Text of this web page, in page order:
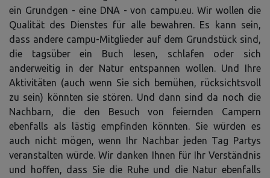
ein Grundgen - eine DNA - von campu.eu. Wir wollen die
Qualität des Dienstes für alle bewahren. Es kann sein,
dass andere campu-Mitglieder auf dem Grundstück sind,
die tagsüber ein Buch lesen, schlafen oder sich
anderweitig in der Natur entspannen wollen. Und Ihre
Aktivitäten (auch wenn Sie sich bemühen, rücksichtsvoll
zu sein) könnten sie stören. Und dann sind da noch die
Nachbarn, die den Besuch von feiernden Campern
ebenfalls als lästig empfinden könnten. Sie würden es
auch nicht mögen, wenn Ihr Nachbar jeden Tag Partys
veranstalten würde. Wir danken Ihnen für Ihr Verständnis
und hoffen, dass Sie die Ruhe und die Natur ebenfalls